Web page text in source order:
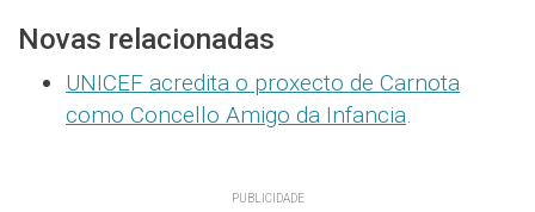
Novas relacionadas
UNICEF acredita o proxecto de Carnota
como Concello Amigo da Infancia.